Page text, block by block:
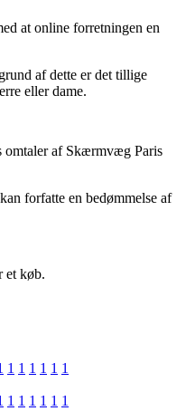
at online forretningen en
af dette er det tillige
eller dame.
omtaler af Skærmvæg Paris
forfatte en bedømmelse af
et køb.
1 1 1 1 1 1
1 1 1 1 1 1